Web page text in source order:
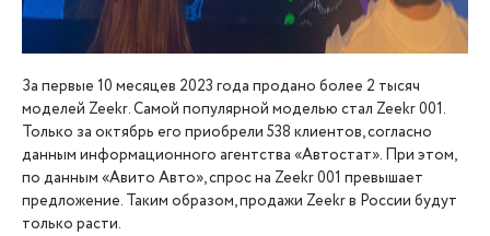
За первые 10 месяцев 2023 года продано более 2 тысяч
моделей Zeekr. Самой популярной моделью стал Zeekr 001.
Только за октябрь его приобрели 538 клиентов, согласно
данным информационного агентства «Автостат». При этом,
по данным «Авито Авто», спрос на Zeekr 001 превышает
предложение. Таким образом, продажи Zeekr в России будут
только расти.